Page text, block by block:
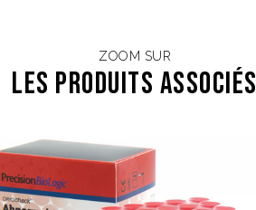
ZOOM SUR
Les Produits associés